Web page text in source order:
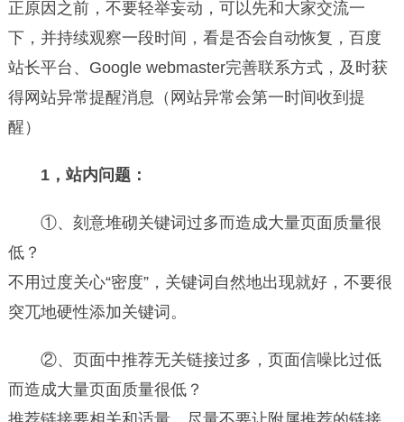
正原因之前，不要轻举妄动，可以先和大家交流一
下，并持续观察一段时间，看是否会自动恢复，百度
站长平台、Google webmaster完善联系方式，及时获
得网站异常提醒消息（网站异常会第一时间收到提
醒）
1，站内问题：
①、刻意堆砌关键词过多而造成大量页面质量很
低？
不用过度关心“密度”，关键词自然地出现就好，不要很
突兀地硬性添加关键词。
②、页面中推荐无关链接过多，页面信噪比过低
而造成大量页面质量很低？